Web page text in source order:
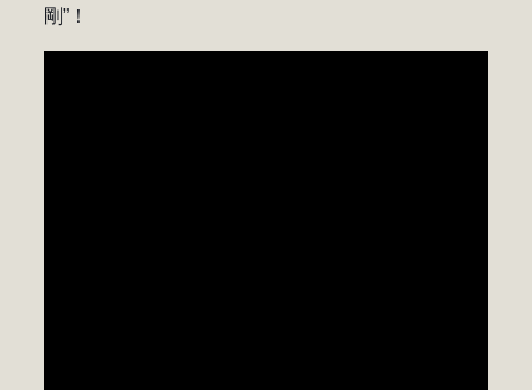
剛”！